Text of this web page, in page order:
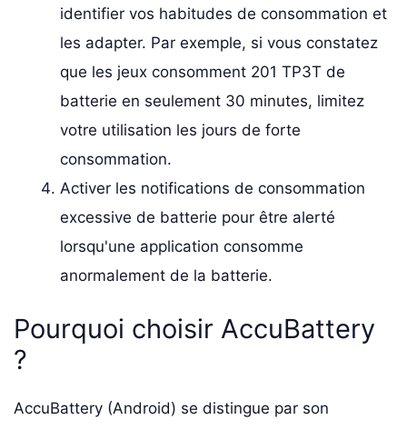
identifier vos habitudes de consommation et
les adapter. Par exemple, si vous constatez
que les jeux consomment 201 TP3T de
batterie en seulement 30 minutes, limitez
votre utilisation les jours de forte
consommation.
Activer les notifications de consommation
excessive de batterie pour être alerté
lorsqu'une application consomme
anormalement de la batterie.
Pourquoi choisir AccuBattery
?
AccuBattery (Android) se distingue par son